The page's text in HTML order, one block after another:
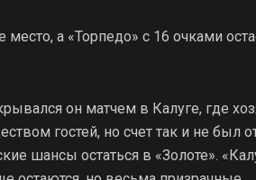
а «Торпедо» с 16 очками
он матчем в Калуге, где
гостей, но счет так и не был
шансы остаться в «Золоте».